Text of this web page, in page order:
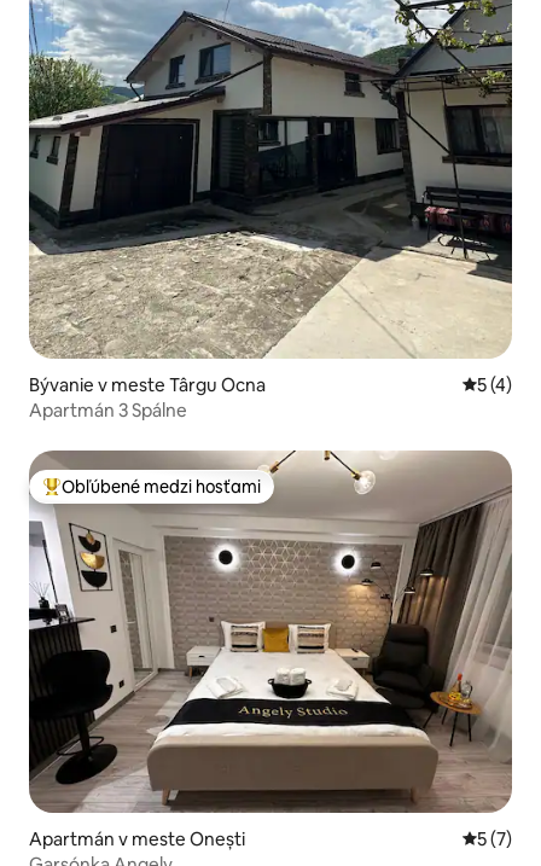
Bývanie v meste Târgu Ocna
5 (4)
Apartmán 3 Spálne
Najobľúbenejšie medzi hosťami
Obľúbené medzi hosťami
Apartmán v meste Onești
5 (7)